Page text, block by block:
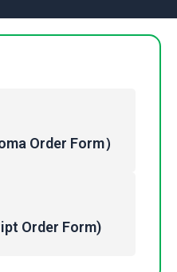
Order Form）
Order Form)